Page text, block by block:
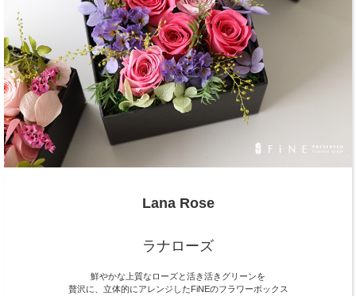
Lana Rose
ラナローズ
鮮やかな上質なローズと活き活きグリーンを
贅沢に、立体的にアレンジしたFiNEのフラワーボックス